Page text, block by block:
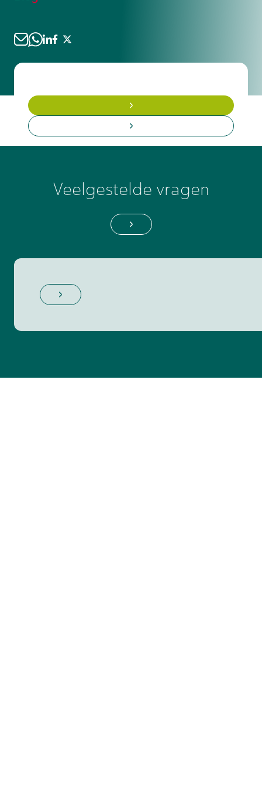
behandeling voorkomt dat acute pijn
aankomst altijd de tijd voor een
rondleiding, ook als je onder tijdsdruk
staat – dit is geen overbodige luxe
middelen en de verantwoordelijke
contactpersoon op de locatie zijn
voordat je met je werkzaamheden
begint.
Veelgestelde vragen